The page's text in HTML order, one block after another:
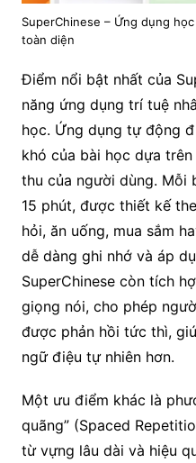
SuperChinese – Ứng dụng
toàn diện
Điểm nổi bật nhất của
năng ứng dụng trí tuệ
học. Ứng dụng tự động
khó của bài học dựa
thu của người dùng. Mỗi
15 phút, được thiết kế
hỏi, ăn uống, mua sắm
dễ dàng ghi nhớ và áp
SuperChinese còn tích
giọng nói, cho phép
được phản hồi tức thì,
ngữ điệu tự nhiên hơn.
Một ưu điểm khác là
quãng” (Spaced
từ vựng lâu dài và hiệu